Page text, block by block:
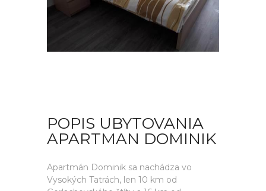
POPIS UBYTOVANIA
APARTMAN DOMINIK
Apartmán Dominik sa nachádza vo
Vysokých Tatrách, len 10 km od